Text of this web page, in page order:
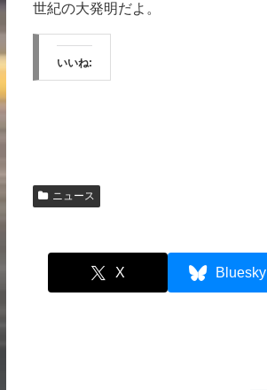
世紀の大発明だよ。
いいね:
ニュース
X Bluesky